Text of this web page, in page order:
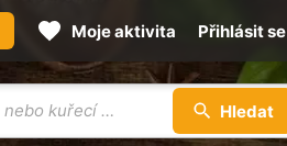
Hledat
Moje aktivita Přihlásit se